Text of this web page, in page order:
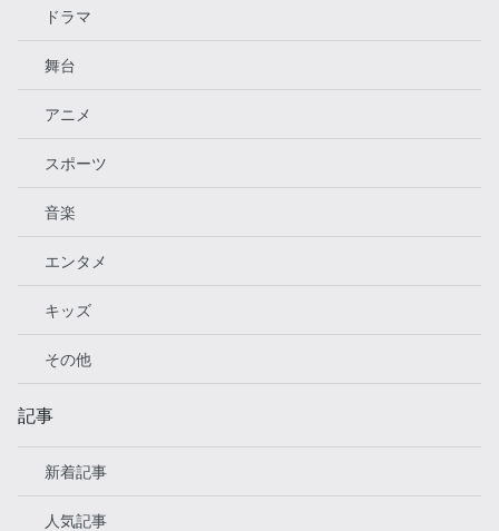
ドラマ
舞台
アニメ
スポーツ
音楽
エンタメ
キッズ
その他
記事
新着記事
人気記事